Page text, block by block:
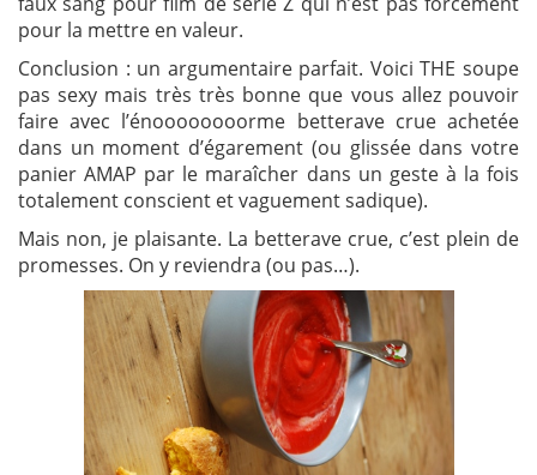
pour la mettre en valeur.
Conclusion : un argumentaire parfait. Voici THE soupe
pas sexy mais très très bonne que vous allez pouvoir
faire avec l’énoooooooorme betterave crue achetée
dans un moment d’égarement (ou glissée dans votre
panier AMAP par le maraîcher dans un geste à la fois
totalement conscient et vaguement sadique).
Mais non, je plaisante. La betterave crue, c’est plein de
promesses. On y reviendra (ou pas…).